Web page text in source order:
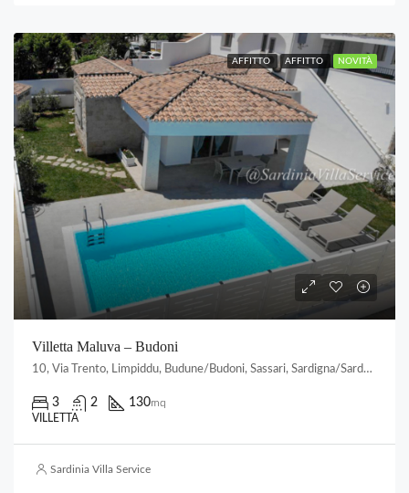
AFFITTO AFFITTO NOVITÀ
Villetta Maluva – Budoni
10, Via Trento, Limpiddu, Budune/Budoni, Sassari, Sardigna/Sardegna, 08020, Italia
3 2 130mq
VILLETTA
Sardinia Villa Service